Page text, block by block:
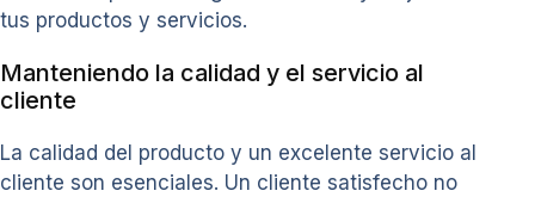
tus productos y servicios.
Manteniendo la calidad y el servicio al
cliente
La calidad del producto y un excelente servicio al
cliente son esenciales. Un cliente satisfecho no